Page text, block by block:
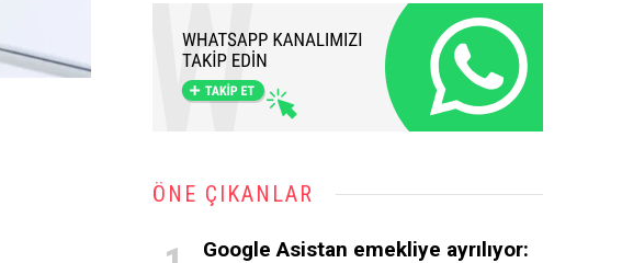
ÖNE ÇIKANLAR
Google Asistan emekliye ayrılıyor: